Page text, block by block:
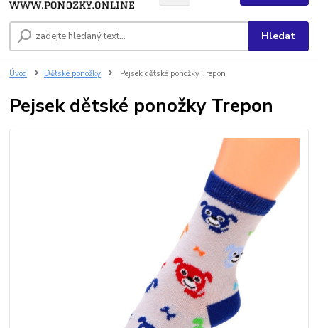
Hledat
Úvod Dětské ponožky Pejsek dětské ponožky Trepon
Pejsek dětské ponožky Trepon